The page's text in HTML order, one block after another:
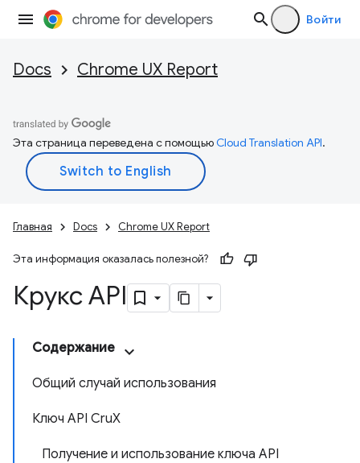
Войти
Docs Chrome UX Report
Эта страница переведена с помощьюCloud Translation API.
Главная Docs Chrome UX Report
Эта информация оказалась полезной?
Крукс API
Содержание
Общий случай использования
Ключ API CruX
Получение и использование ключа API